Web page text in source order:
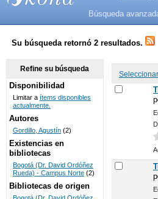
SISTEMAS
DE
BIBLIOTECAS
UNICOC
Búsqueda
Su búsqueda retornó 2 resultados.
Refine su búsqueda
Disponibilidad
Limitar a ítems disponibles
actualmente.
Autores
Gordillo, Agustín (2)
Existencias en
bibliotecas
Bogotá (Dr. David Ordóñez
Rueda) - Campus Norte (2)
Bibliotecas de origen